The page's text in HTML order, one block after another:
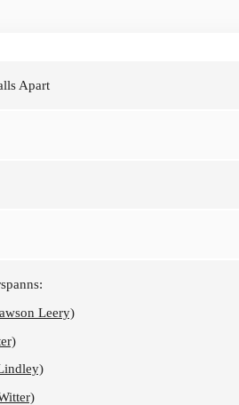
Apart
Leery)